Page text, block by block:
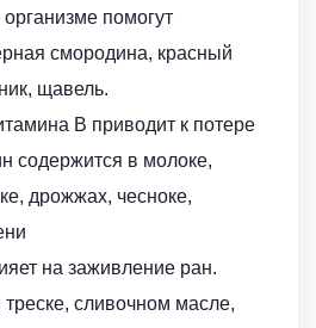
помогут
смородина, красный
щавель.
В приводит к потере
содержится в молоке,
дрожжах, чесноке,
на заживление ран.
сливочном масле,